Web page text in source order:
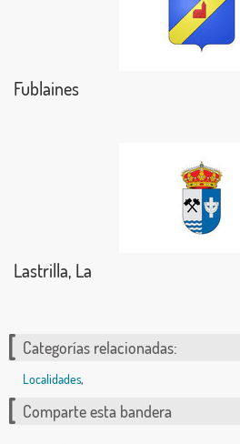
Fublaines
Lastrilla, La
Categorías relacionadas:
Localidades,
Comparte esta bandera